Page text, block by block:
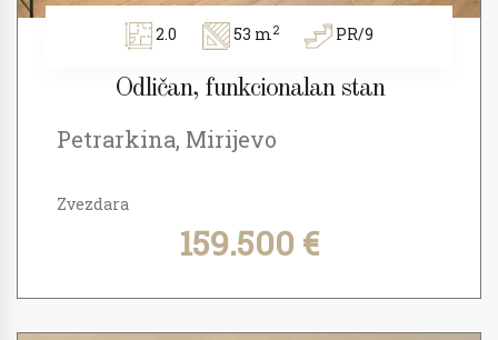
2.0 53 m2 PR/9
Odličan, funkcionalan stan
Petrarkina, Mirijevo
Zvezdara
159.500 €